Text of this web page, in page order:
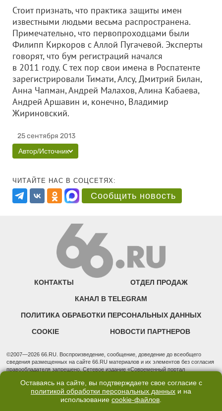
Стоит признать, что практика защиты имен
известными людьми весьма распространена.
Примечательно, что первопроходцами были
Филипп Киркоров с Аллой Пугачевой. Эксперты
говорят, что бум регистраций начался
в 2011 году. С тех пор свои имена в Роспатенте
зарегистрировали Тимати, Алсу, Дмитрий Билан,
Анна Чапман, Андрей Малахов, Алина Кабаева,
Андрей Аршавин и, конечно, Владимир
Жириновский.
25 сентября 2013
Автор/Источник
ЧИТАЙТЕ НАС В СОЦСЕТЯХ:
Сообщить новость
КОНТАКТЫ ОТДЕЛ ПРОДАЖ
КАНАЛ В TELEGRAM
ПОЛИТИКА ОБРАБОТКИ ПЕРСОНАЛЬНЫХ ДАННЫХ
COOKIE НОВОСТИ ПАРТНЕРОВ
©2007—2026 66.RU. Воспроизведение, сообщение, доведение до всеобщего
сведения размещенных на сайте 66.RU материалов и их элементов без согласия
правообладателя запрещено. Сетевое издание «Современный портал
надзору в сфере связи, информационных технологий и массовых коммуникаций
(Роскомнадзор). Регистрационный номер ЭЛ № ФС 77 - 76634 от 02.09.2019
Учредитель: Общество с ограниченной ответственностью "66.ру". Юридический
Оставаясь на сайте, вы подтверждаете свое согласие с
политикой обработки персональных данных и на
использование cookie-файлов.